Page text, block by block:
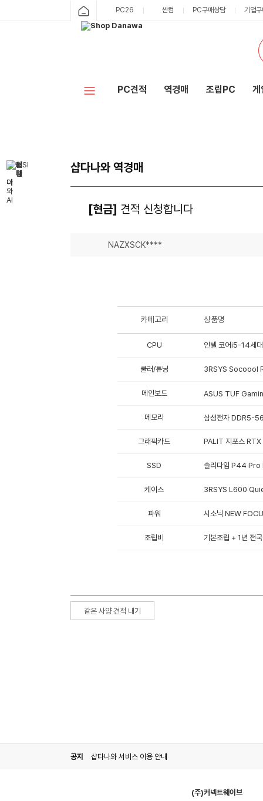
PC26 싼컴 PC구매상담 기업
PC견적 역경매 조립PC 게
샵다나와 역경매
[현금] 견적 신청합니다
NAZXSCK****
카테고리 상품명
CPU 인텔 코어i5-14세
쿨러/튜닝 3RSYS Socoool
메인보드 ASUS TUF
메모리 삼성전자 DDR5-
그래픽카드 PALIT 지포스
SSD 솔리다임 P44
케이스 3RSYS L600
파워 시소닉 NEW
조립비 기본조립 + 1년 전
같은 사양 견적 내기
공지 샵다나와 서비스 이용 안내
(주)커넥트웨이브